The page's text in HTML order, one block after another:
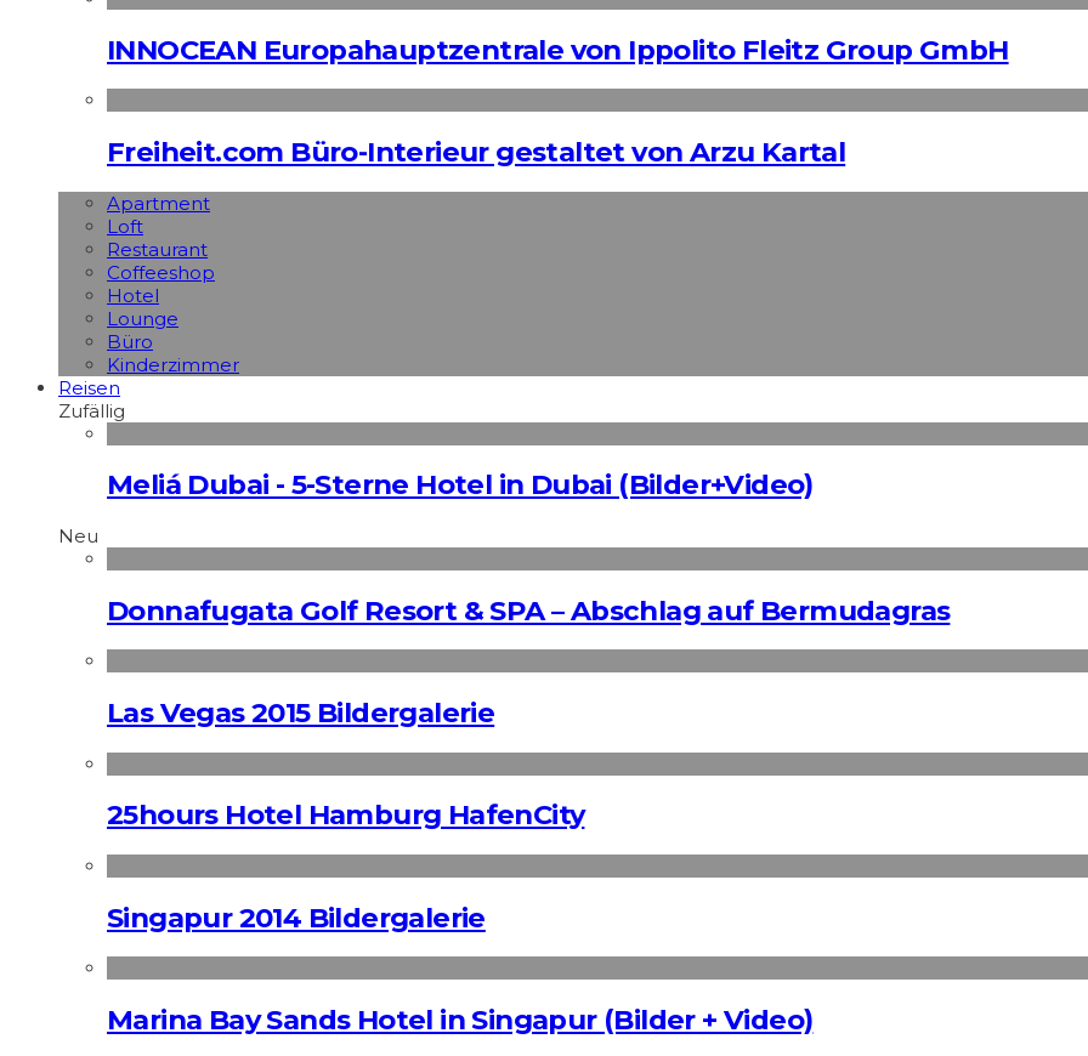
INNOCEAN Europahauptzentrale von Ippolito Fleitz Group GmbH
Freiheit.com Büro-Interieur gestaltet von Arzu Kartal
Apart­ment
Loft
Restaurant
Coffeeshop
Hotel
Lounge
Büro
Kinderzimmer
Reisen
Zufällig
Meliá Dubai - 5-Sterne Hotel in Dubai (Bilder+Video)
Neu
Donnafugata Golf Resort & SPA – Abschlag auf Bermudagras
Las Vegas 2015 Bildergalerie
25hours Hotel Hamburg HafenCity
Singapur 2014 Bildergalerie
Marina Bay Sands Hotel in Singapur (Bilder + Video)